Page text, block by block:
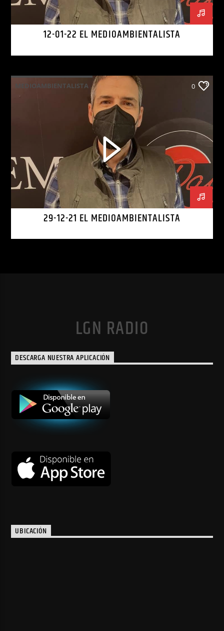
12-01-22 EL MEDIOAMBIENTALISTA
MEDIOAMBIENTALISTA 0
29-12-21 EL MEDIOAMBIENTALISTA
LGN RADIO
DESCARGA NUESTRA APLICACIÓN
UBICACIÓN